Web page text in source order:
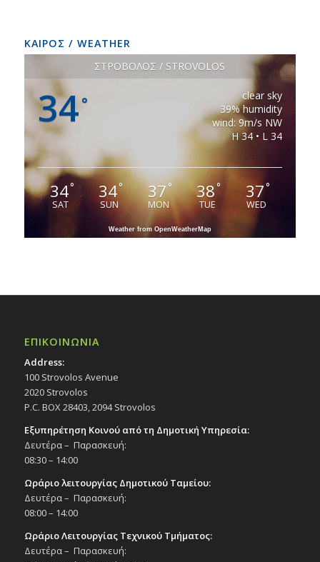
ΚΑΙΡΟΣ / WEATHER
ΣΤΡΟΒΟΛΟΣ / STROVOLOS
34°
clear sky
39% humidity
wind: 9m/s NW
H 34 • L 34
34°
SAT
34°
SUN
37°
MON
38°
TUE
37°
WED
Weather from OpenWeatherMap
ΕΠΙΚΟΙΝΩΝΙΑ
Address:
100 Strovolos Avenue
2020 Strovolos
P.C. BOX 28403, 2094 Strovolos
Εξυπηρέτηση Κοινού από τη Δημοτική Υπηρεσία:
Δευτέρα – Παρασκευή:
08:30 – 14:00
Ωράριο λειτουργίας Δημοτικού Ταμείου:
Δευτέρα – Παρασκευή:
08:00 – 14:00
Ωράριο Λειτουργίας Τεχνικού Τμήματος:
Δευτέρα – Παρασκευή: